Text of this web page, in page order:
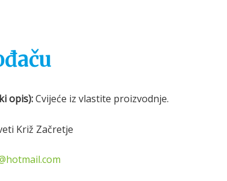
opis):Cvijeće iz vlastite proizvodnje.
Križ Začretje